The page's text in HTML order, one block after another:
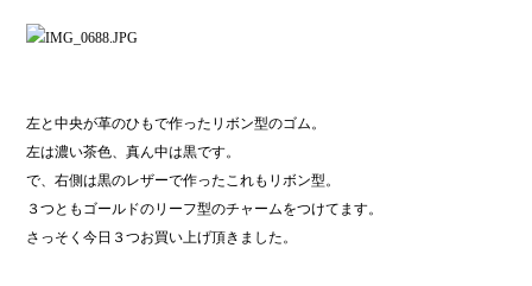
左と中央が革のひもで作ったリボン型のゴム。
左は濃い茶色、真ん中は黒です。
で、右側は黒のレザーで作ったこれもリボン型。
３つともゴールドのリーフ型のチャームをつけてます。
さっそく今日３つお買い上げ頂きました。